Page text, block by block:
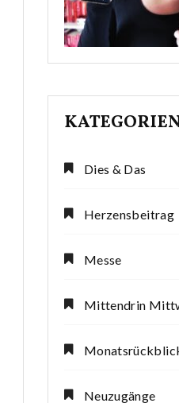
Dies & Das
Herzensbeitrag
Messe
Mittendrin
Neuzugänge